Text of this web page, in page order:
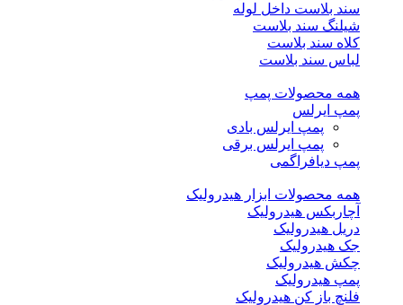
سند بلاست داخل لوله
شیلنگ سند بلاست
کلاه سند بلاست
لباس سند بلاست
همه محصولات پمپ
پمپ ایرلس
پمپ ایرلس بادی
پمپ ایرلس برقی
پمپ دیافراگمی
همه محصولات ابزار هیدرولیک
آچاربکس هیدرولیک
دریل هیدرولیک
جک هیدرولیک
چکش هیدرولیک
پمپ هیدرولیک
فلنچ باز کن هیدرولیک